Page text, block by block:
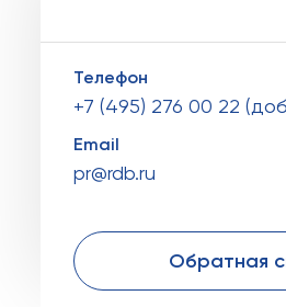
Телефон
+7 (495) 276 00 22
Email
pr@rdb.ru
Обратная